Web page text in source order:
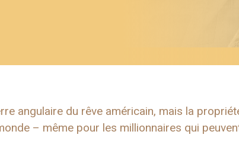
angulaire du rêve américain, mais la
– même pour les millionnaires qui